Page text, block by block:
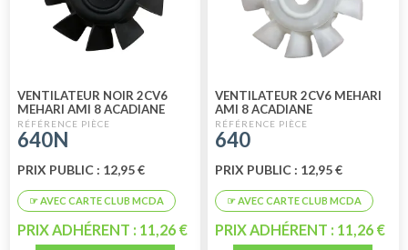
VENTILATEUR NOIR 2CV6
MEHARI AMI 8 ACADIANE
640N
PRIX PUBLIC : 12,95 €
PRIX ADHÉRENT : 11,26 €
VENTILATEUR 2CV6 MEHARI
AMI 8 ACADIANE
640
PRIX PUBLIC : 12,95 €
PRIX ADHÉRENT : 11,26 €